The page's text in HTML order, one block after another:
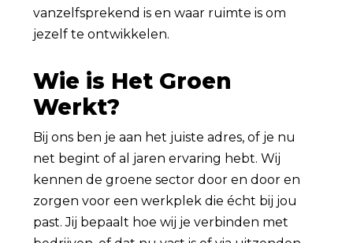
vanzelfsprekend is en waar ruimte is om
jezelf te ontwikkelen.
Wie is Het Groen
Werkt?
Bij ons ben je aan het juiste adres, of je nu
net begint of al jaren ervaring hebt. Wij
kennen de groene sector door en door en
zorgen voor een werkplek die écht bij jou
past. Jij bepaalt hoe wij je verbinden met